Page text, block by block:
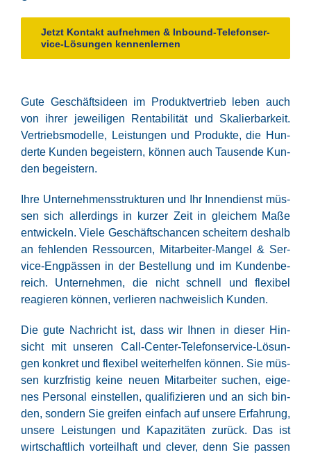
Jetzt Kon­takt auf­neh­men & Inbound-Tele­fon­ser­
vice-Lösun­gen kennenlernen
Gute Geschäfts­ideen im Pro­dukt­ver­trieb leben auch
von ihrer jewei­li­gen Ren­ta­bi­li­tät und Ska­lier­bar­keit.
Ver­triebs­mo­del­le, Leis­tun­gen und Pro­duk­te, die Hun­
der­te Kun­den begeis­tern, kön­nen auch Tau­sen­de Kun­
den begeistern.
Ihre Unter­neh­mens­struk­tu­ren und Ihr Innen­dienst müs­
sen sich aller­dings in kur­zer Zeit in glei­chem Maße
ent­wi­ckeln. Vie­le Geschäfts­chan­cen schei­tern des­halb
an feh­len­den Res­sour­cen, Mit­ar­bei­ter-Man­gel & Ser­
vice-Eng­päs­sen in der Bestel­lung und im Kun­den­be­
reich. Unter­neh­men, die nicht schnell und fle­xi­bel
reagie­ren kön­nen, ver­lie­ren nach­weis­lich Kunden.
Die gute Nach­richt ist, dass wir Ihnen in die­ser Hin­
sicht mit unse­ren Call-Cen­ter-Tele­fon­ser­vice-Lösun­
gen kon­kret und fle­xi­bel wei­ter­hel­fen kön­nen. Sie müs­
sen kurz­fris­tig kei­ne neu­en Mit­ar­bei­ter suchen, eige­
nes Per­so­nal ein­stel­len, qua­li­fi­zie­ren und an sich bin­
den, son­dern Sie grei­fen ein­fach auf unse­re Erfah­rung,
unse­re Leis­tun­gen und Kapa­zi­tä­ten zurück. Das ist
wirt­schaft­lich vor­teil­haft und cle­ver, denn Sie pas­sen